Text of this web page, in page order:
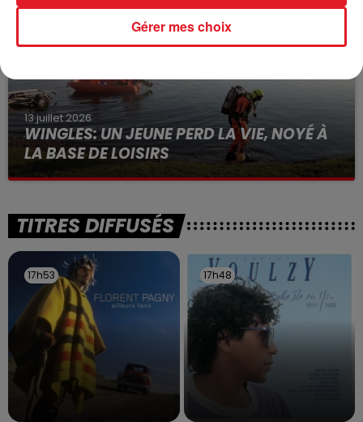
13 juillet 2026
WINGLES: UN JEUNE PERD LA VIE, NOYÉ À
LA BASE DE LOISIRS
La victime a coulé à pic
TITRES DIFFUSÉS
17h53
17h53 17h48
17h48
Gérer mes choix